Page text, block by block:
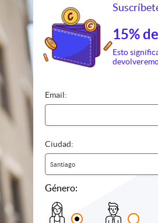
15%
Esto
Email:
Ciudad:
Santiago
Género: